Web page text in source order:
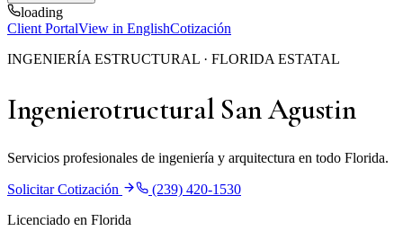
loading
Client PortalView in EnglishCotización
INGENIERÍA ESTRUCTURAL · FLORIDA ESTATAL
Ingenierotructural San Agustin
Servicios profesionales de ingeniería y arquitectura en todo Florida.
Solicitar Cotización
(239) 420-1530
Licenciado en Florida